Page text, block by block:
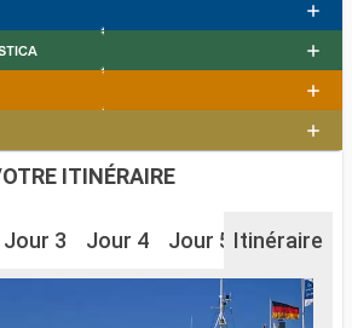
ITINÉRAIRE
Jour 3 Jour 4 Jour 5 Jour 6
Itinéraire